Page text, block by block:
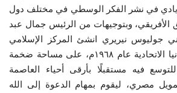
في نشر الفكر الوسطي في مختلف دول
الأفريقي، وبتوجيهات من الرئيس جمال عبد
جوليوس نيريري انشئ المركز الإسلامي
المصري بجمهورية تنزانيا الاتحادية عام ١٩٦٨م، على مساحة ضخمة
للتوسع فيه مستقبلًا بأرقى أحياء العاصمة
مصري، ليقوم بمهام الدعوة إلى الله